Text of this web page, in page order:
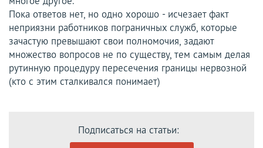
Пока ответов нет, но одно хорошо - исчезает факт
неприязни работников пограничных служб, которые
зачастую превышают свои полномочия, задают
множество вопросов не по существу, тем самым делая
рутинную процедуру пересечения границы нервозной
(кто с этим сталкивался понимает)
Подписаться на статьи: